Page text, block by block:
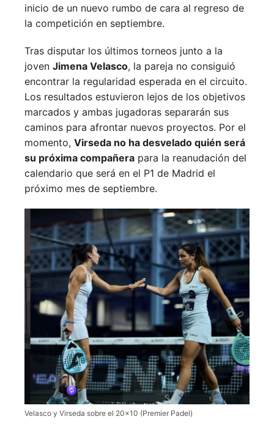
inicio de un nuevo rumbo de cara al regreso de
la competición en septiembre.
Tras disputar los últimos torneos junto a la
joven Jimena Velasco, la pareja no consiguió
encontrar la regularidad esperada en el circuito.
Los resultados estuvieron lejos de los objetivos
marcados y ambas jugadoras separarán sus
caminos para afrontar nuevos proyectos. Por el
momento, Virseda no ha desvelado quién será
su próxima compañera para la reanudación del
calendario que será en el P1 de Madrid el
próximo mes de septiembre.
Velasco y Virseda sobre el 20×10 (Premier Padel)